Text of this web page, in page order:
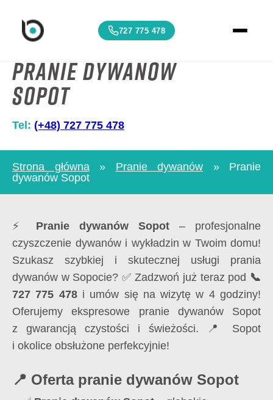
727 775 478
Pranie dywanów
Sopot
Tel: (+48) 727 775 478
Strona główna» Pranie dywanów » Pranie
dywanów Sopot
⚡ Pranie dywanów Sopot – profesjonalne
czyszczenie dywanów i wykładzin w Twoim domu!
Szukasz szybkiej i skutecznej usługi prania
dywanów w Sopocie? ✅ Zadzwoń już teraz pod 📞
727 775 478i umów się na wizytę w 4 godziny!
Oferujemy ekspresowe pranie dywanów Sopot
z gwarancją czystości i świeżości. 📍 Sopot
i okolice obsłużone perfekcyjnie!
📍 Oferta pranie dywanów Sopot